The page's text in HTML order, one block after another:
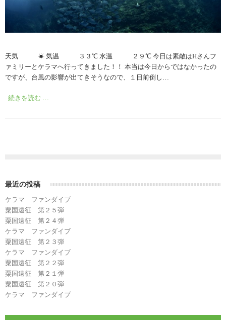
天気 ☀︎ 気温 ３３℃ 水温 ２９℃ 今日は素敵はHさんフ
ァミリーとケラマへ行ってきました！！ 本当は今日からではなかったの
ですが、台風の影響が出てきそうなので、１日前倒し…
続きを読む …
最近の投稿
ケラマ ファンダイブ
粟国遠征 第２５弾
粟国遠征 第２４弾
ケラマ ファンダイブ
粟国遠征 第２３弾
ケラマ ファンダイブ
粟国遠征 第２２弾
粟国遠征 第２１弾
粟国遠征 第２０弾
ケラマ ファンダイブ